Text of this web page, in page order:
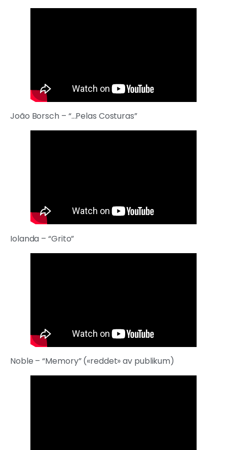
João Borsch – “…Pelas Costuras”
Iolanda – “Grito”
Noble – “Memory” («reddet» av publikum)